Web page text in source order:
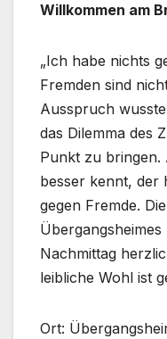
Willkommen am
„Ich habe nichts
Fremden sind
Ausspruch
das Dilemma des
Punkt zu
besser kennt, der
gegen Fremde.
Nachmittag
leibliche Wohl ist
Ort: